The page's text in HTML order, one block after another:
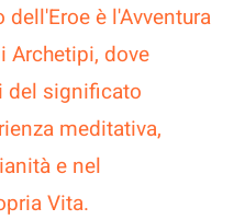
è l'Avventura
Archetipi, dove
del significato
meditativa,
e nel
Vita.